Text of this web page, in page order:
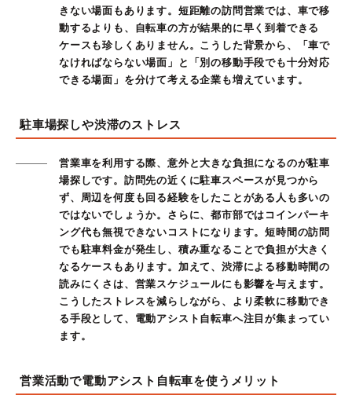
きない場面もあります。短距離の訪問営業では、車で移
動するよりも、自転車の方が結果的に早く到着できる
ケースも珍しくありません。こうした背景から、「車で
なければならない場面」と「別の移動手段でも十分対応
できる場面」を分けて考える企業も増えています。
駐車場探しや渋滞のストレス
営業車を利用する際、意外と大きな負担になるのが駐車
場探しです。訪問先の近くに駐車スペースが見つから
ず、周辺を何度も回る経験をしたことがある人も多いの
ではないでしょうか。さらに、都市部ではコインパーキ
ング代も無視できないコストになります。短時間の訪問
でも駐車料金が発生し、積み重なることで負担が大きく
なるケースもあります。加えて、渋滞による移動時間の
読みにくさは、営業スケジュールにも影響を与えます。
こうしたストレスを減らしながら、より柔軟に移動でき
る手段として、電動アシスト自転車へ注目が集まってい
ます。
営業活動で電動アシスト自転車を使うメリット